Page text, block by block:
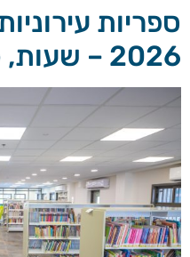
ספריות
2026 – שעות, כתובות ושירותים